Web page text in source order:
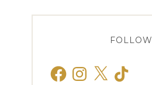
FOLLOW
FacebookInstagram
X TikTok